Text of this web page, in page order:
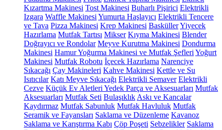
Kızartma Makinesi Tost Makinesi Buharlı Pişirici Elektrikli
Izgara Waffle Makinesi Yumurta Haşlayıcı Elektrikli Tencere
ve Tava Pizza Makinesi Krep Makinesi BasküllerYiyecek
Hazırlama Mutfak Tartısı Mikser Kıyma Makinesi Blender
Doğrayıcı ve Rondolar Meyve Kurutma Makinesi Dondurma
Makinesi Hamur Yoğurma Makinesi ve Mutfak Şefleri Yoğurt
Makinesi Mutfak Robotu İçecek Hazırlama Narenciye
Sıkacağı Çay Makineleri Kahve Makinesi Kettle ve Su
Isıtıcılar Katı Meyve Sıkacağı Elektrikli Semaver Elektrikli
Cezve Küçük Ev Aletleri Yedek Parça ve Aksesuarları Mutfak
Aksesuarları Mutfak Seti Bulaşıklık Askı ve Kancalar
Kaydırmaz Mutfak Sabunluk Mutfak Havluluk Mutfak
Seramik ve Fayansları Saklama ve Düzenleme Kavanoz
Saklama ve Karıştırma Kabı Çöp Poşeti Sebzelikler Saklama